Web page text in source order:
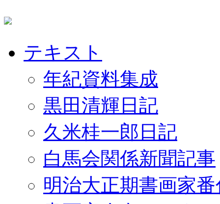
テキスト
年紀資料集成
黒田清輝日記
久米桂一郎日記
白馬会関係新聞記事
明治大正期書画家